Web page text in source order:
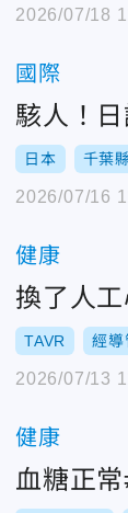
2026/07/18
國際
駭人！
日本 千葉
2026/07/16
健康
換了人
TAVR 經導
2026/07/13
健康
血糖正